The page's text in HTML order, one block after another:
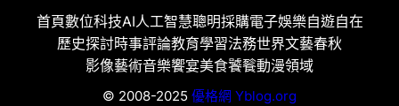
首頁數位科技AI人工智慧聰明採購電子娛樂自遊自在
歷史探討時事評論教育學習法務世界文藝春秋
影像藝術音樂饗宴美食饕餮動漫領域
© 2008-2025 優格網 Yblog.org